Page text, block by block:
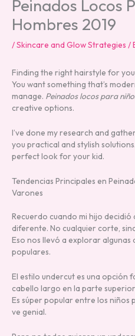
Peinados Locos
Hombres 2019
/Skincare and Glow Strategies /
Finding the right hairstyle for
You want something that’s
manage. Peinados locos para
creative options.
I’ve done my research and
you practical and stylish
perfect look for your kid.
Tendencias Principales en
Varones
Recuerdo cuando mi hijo
diferente. No cualquier corte,
Eso nos llevó a explorar algunas
populares.
El estilo undercut es una opción
cabello largo en la parte
Es súper popular entre los niños
ve genial.